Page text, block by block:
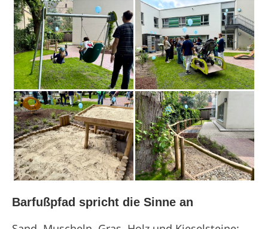
Barfußpfad spricht die Sinne an